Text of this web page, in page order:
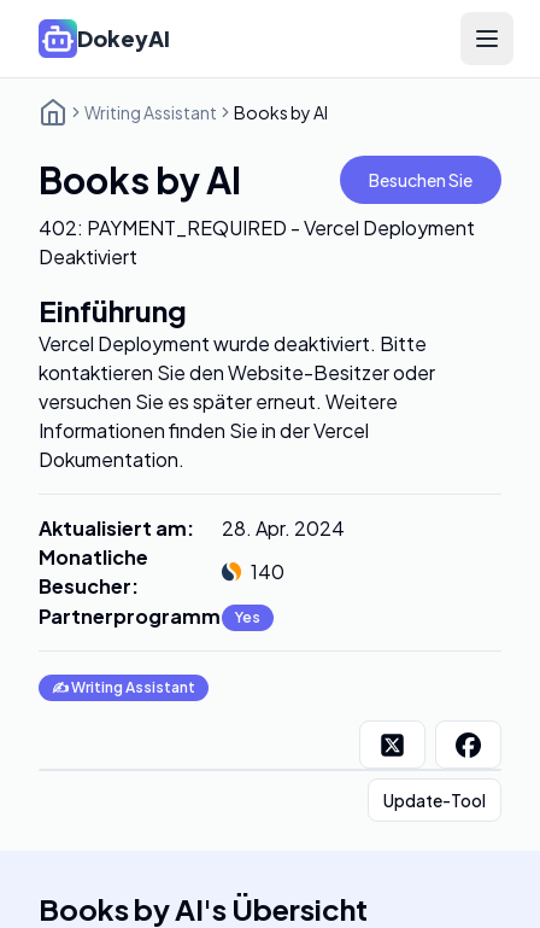
DokeyAI Open
Writing Assistant Books by AI
Books by AI Besuchen Sie
402: PAYMENT_REQUIRED - Vercel Deployment
Deaktiviert
Einführung
Vercel Deployment wurde deaktiviert. Bitte
kontaktieren Sie den Website-Besitzer oder
versuchen Sie es später erneut. Weitere
Informationen finden Sie in der Vercel
Dokumentation.
Aktualisiert am:
28. Apr. 2024
Monatliche
Besucher:
140
Partnerprogramm: Yes
✍️Writing Assistant
Update-Tool
Books by AI's Übersicht